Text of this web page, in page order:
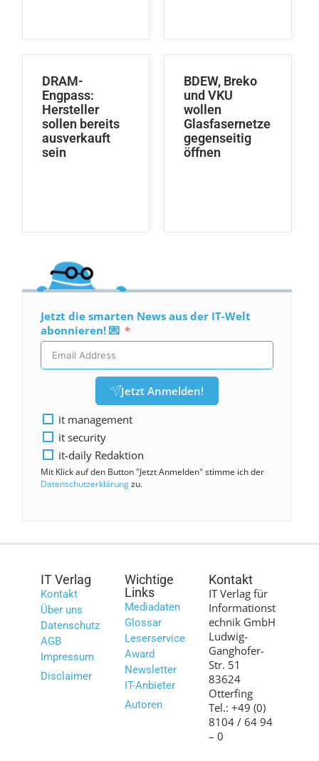
DRAM-
Engpass:
Hersteller
sollen bereits
ausverkauft
sein
BDEW, Breko
und VKU
wollen
Glasfasernetze
gegenseitig
öffnen
Jetzt die smarten News aus der IT-Welt
abonnieren! 💌
Jetzt Anmelden!
it management
it security
it-daily Redaktion
Mit Klick auf den Button "Jetzt Anmelden" stimme ich der
Datenschutzerklärungzu.
IT Verlag
Kontakt
Über uns
Datenschutz
AGB
Impressum
Disclaimer
Wichtige
Links
Mediadaten
Glossar
Leserservice
Award
Newsletter
IT-Anbieter
Autoren
Kontakt
IT Verlag für
Informationst
echnik GmbH
Ludwig-
Ganghofer-
Str. 51
83624
Otterfing
Tel.: +49 (0)
8104 / 64 94
– 0